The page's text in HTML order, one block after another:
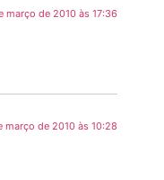
março de 2010 às 17:36
março de 2010 às 10:28